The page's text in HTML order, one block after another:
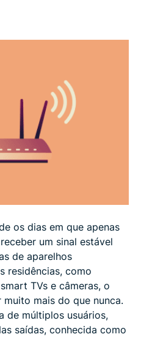
MIMO
os dias em que apenas
um sinal estável
de aparelhos
residências, como
TVs e câmeras, o
mais do que nunca.
de múltiplos usuários,
saídas, conhecida como